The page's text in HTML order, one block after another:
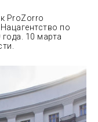
ProZorro
по
10 марта